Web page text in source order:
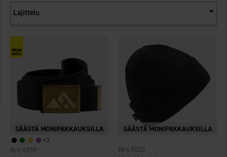
Lajittelu
+3
4959 5030